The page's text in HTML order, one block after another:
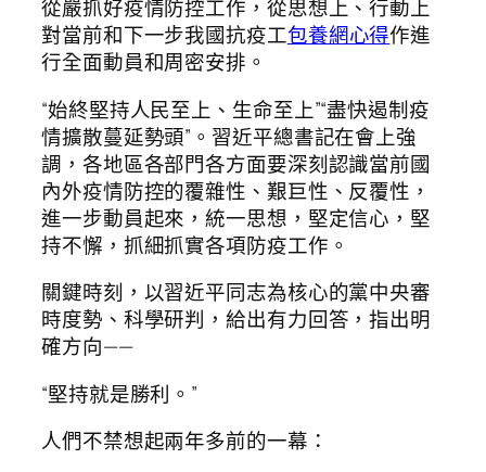
從嚴抓好疫情防控工作，從思想上、行動上
對當前和下一步我國抗疫工包養網心得作進
行全面動員和周密安排。
“始終堅持人民至上、生命至上”“盡快遏制疫
情擴散蔓延勢頭”。習近平總書記在會上強
調，各地區各部門各方面要深刻認識當前國
內外疫情防控的覆雜性、艱巨性、反覆性，
進一步動員起來，統一思想，堅定信心，堅
持不懈，抓細抓實各項防疫工作。
關鍵時刻，以習近平同志為核心的黨中央審
時度勢、科學研判，給出有力回答，指出明
確方向——
“堅持就是勝利。”
人們不禁想起兩年多前的一幕：